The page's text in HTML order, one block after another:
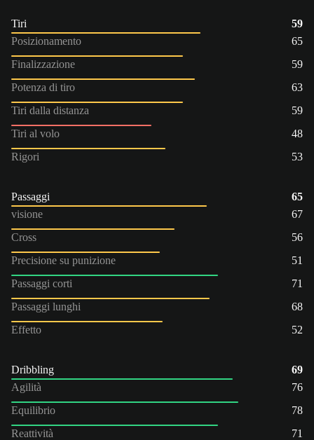
Tiri
59
Posizionamento
65
Finalizzazione
59
Potenza di tiro
63
Tiri dalla distanza
59
Tiri al volo
48
Rigori
53
Passaggi
65
visione
67
Cross
56
Precisione su punizione
51
Passaggi corti
71
Passaggi lunghi
68
Effetto
52
Dribbling
69
Agilità
76
Equilibrio
78
Reattività
71